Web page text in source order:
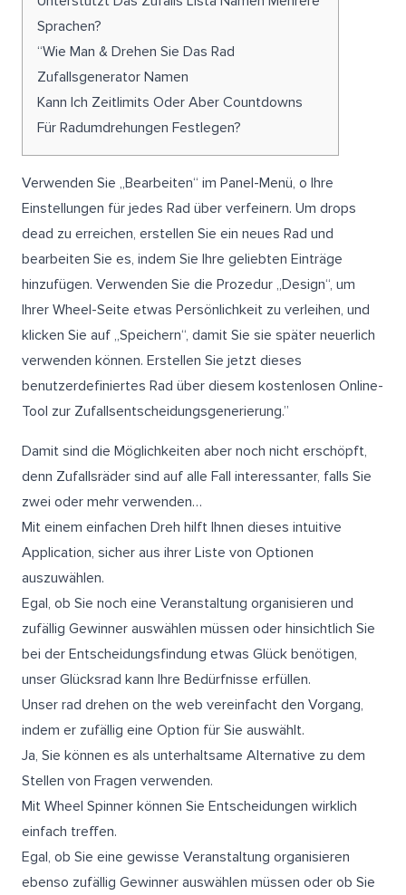
Sprachen?
“Wie Man & Drehen Sie Das Rad
Zufallsgenerator Namen
Kann Ich Zeitlimits Oder Aber Countdowns
Für Radumdrehungen Festlegen?
Verwenden Sie „Bearbeiten“ im Panel-Menü, o Ihre
Einstellungen für jedes Rad über verfeinern. Um drops
dead zu erreichen, erstellen Sie ein neues Rad und
bearbeiten Sie es, indem Sie Ihre geliebten Einträge
hinzufügen. Verwenden Sie die Prozedur „Design“, um
Ihrer Wheel-Seite etwas Persönlichkeit zu verleihen, und
klicken Sie auf „Speichern“, damit Sie sie später neuerlich
verwenden können. Erstellen Sie jetzt dieses
benutzerdefiniertes Rad über diesem kostenlosen Online-
Tool zur Zufallsentscheidungsgenerierung.”
Damit sind die Möglichkeiten aber noch nicht erschöpft,
denn Zufallsräder sind auf alle Fall interessanter, falls Sie
zwei oder mehr verwenden…
Mit einem einfachen Dreh hilft Ihnen dieses intuitive
Application, sicher aus ihrer Liste von Optionen
auszuwählen.
Egal, ob Sie noch eine Veranstaltung organisieren und
zufällig Gewinner auswählen müssen oder hinsichtlich Sie
bei der Entscheidungsfindung etwas Glück benötigen,
unser Glücksrad kann Ihre Bedürfnisse erfüllen.
Unser rad drehen on the web vereinfacht den Vorgang,
indem er zufällig eine Option für Sie auswählt.
Ja, Sie können es als unterhaltsame Alternative zu dem
Stellen von Fragen verwenden.
Mit Wheel Spinner können Sie Entscheidungen wirklich
einfach treffen.
Egal, ob Sie eine gewisse Veranstaltung organisieren
ebenso zufällig Gewinner auswählen müssen oder ob Sie